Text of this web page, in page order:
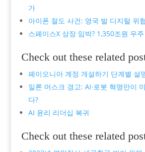
가
아이폰 절도 사건: 영국 발 디지털 위협
스페이스X 상장 임박? 1,350조원 우
Check out these related
페이오니아 계정 개설하기 단계별 설
일론 머스크 경고: AI·로봇 혁명만이
다?
AI 윤리 리더십 복귀
Check out these related